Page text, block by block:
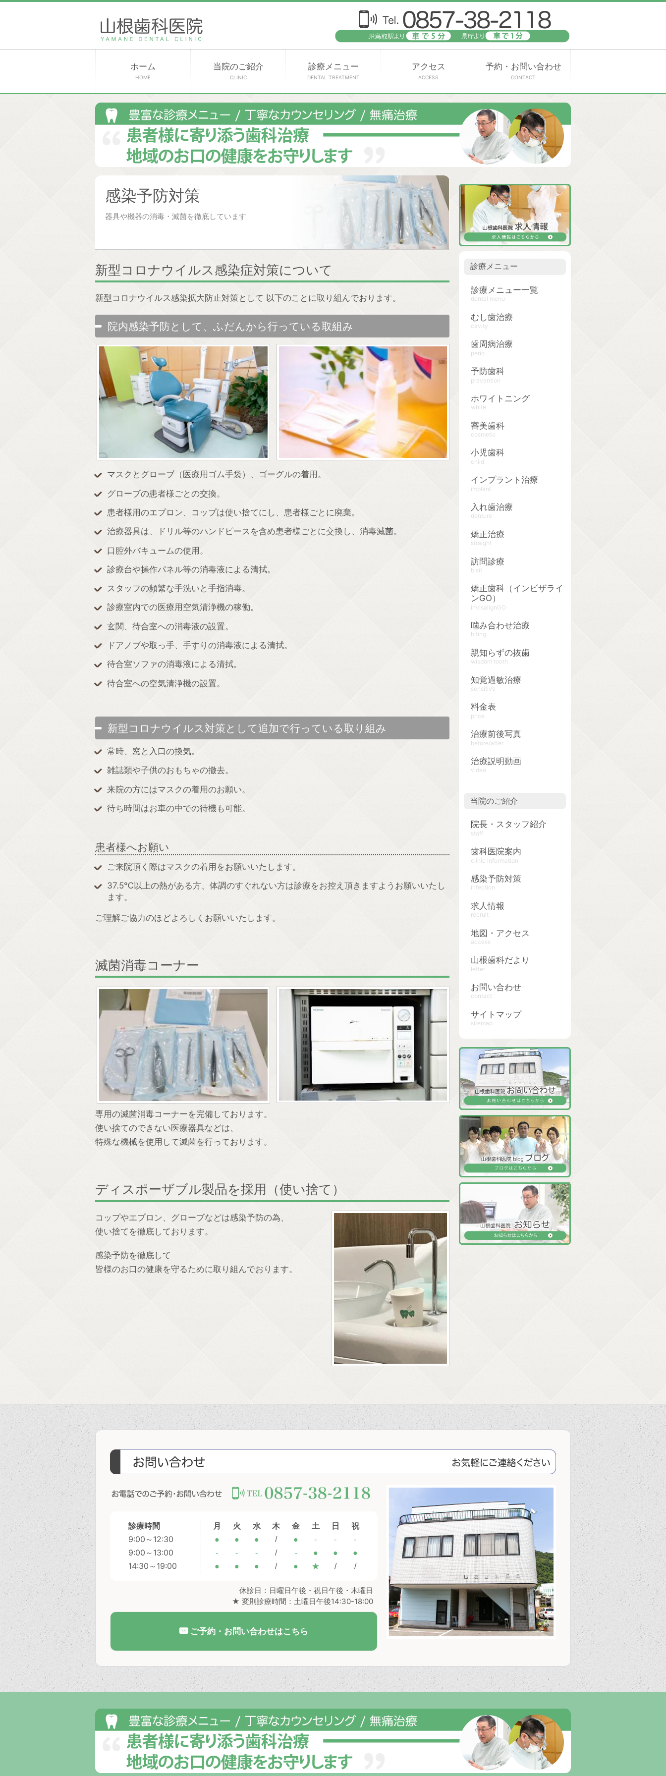
ホーム
HOME
当院のご紹介
CLINIC
診療メニュー
DENTAL TREATMENT
アクセス
ACCESS
予約・お問い合わせ
CONTACT
感染予防対策
器具や機器の消毒・滅菌を徹底しています
新型コロナウイルス感染症対策について
新型コロナウイルス感染拡大防止対策として 以下のことに取り組んでおります。
院内感染予防として、ふだんから行っている取組み
マスクとグローブ（医療用ゴム手袋）、ゴーグルの着用。
グローブの患者様ごとの交換。
患者様用のエプロン、コップは使い捨てにし、患者様ごとに廃棄。
治療器具は、ドリル等のハンドピースを含め患者様ごとに交換し、消毒滅菌。
口腔外バキュームの使用。
診療台や操作パネル等の消毒液による清拭。
スタッフの頻繁な手洗いと手指消毒。
診療室内での医療用空気清浄機の稼働。
玄関、待合室への消毒液の設置。
ドアノブや取っ手、手すりの消毒液による清拭。
待合室ソファの消毒液による清拭。
待合室への空気清浄機の設置。
新型コロナウイルス対策として追加で行っている取り組み
常時、窓と入口の換気。
雑誌類や子供のおもちゃの撤去。
来院の方にはマスクの着用のお願い。
待ち時間はお車の中での待機も可能。
患者様へお願い
ご来院頂く際はマスクの着用をお願いいたします。
37.5℃以上の熱がある方、体調のすぐれない方は診療をお控え頂きますようお願いいたし
ます。
ご理解ご協力のほどよろしくお願いいたします。
滅菌消毒コーナー
専用の滅菌消毒コーナーを完備しております。
使い捨てのできない医療器具などは、
特殊な機械を使用して滅菌を行っております。
ディスポーザブル製品を採用（使い捨て）
コップやエプロン、グローブなどは感染予防の為、
使い捨てを徹底しております。
感染予防を徹底して
皆様のお口の健康を守るために取り組んでおります。
診療メニュー
診療メニュー一覧
dental menu
むし歯治療
cavity
歯周病治療
perio
予防歯科
prevention
ホワイトニング
white
審美歯科
cosmetic
小児歯科
child
インプラント治療
implant
入れ歯治療
denture
矯正治療
straight
訪問診療
bisit
矯正歯科（インビザライ
ンGO）
invisalignGO
噛み合わせ治療
biting
親知らずの抜歯
wisdom tooth
知覚過敏治療
sensitive
料金表
price
治療前後写真
before/after
治療説明動画
video
当院のご紹介
院長・スタッフ紹介
staff
歯科医院案内
clinic information
感染予防対策
infection
求人情報
recruit
地図・アクセス
access
山根歯科だより
letter
お問い合わせ
contact
サイトマップ
sitemap
診療時間
9:00～12:30
9:00～13:00
14:30～19:00
月
●
-
●
火
●
-
●
水
●
-
●
木
/
/
/
金
●
-
●
土
-
●
★
日
-
●
/
祝
-
●
/
休診日：日曜日午後・祝日午後・木曜日
★ 変則診療時間：土曜日午後14:30-18:00
ご予約・お問い合わせはこちら